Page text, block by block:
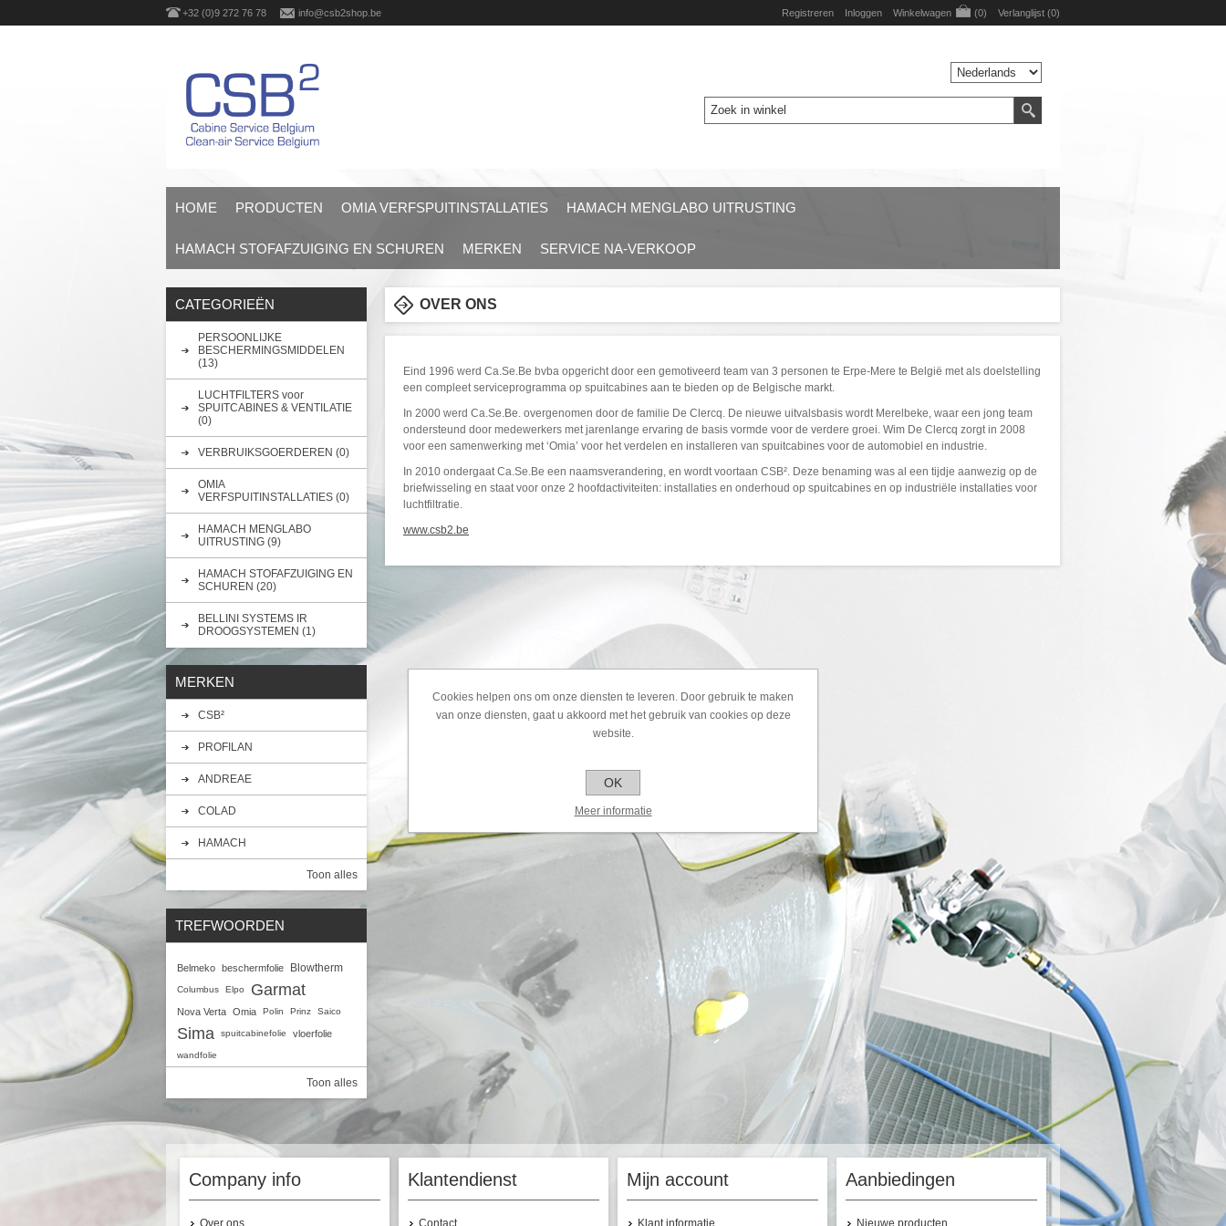
+32 (0)9 272 76 78 info@csb2shop.be Registreren Inloggen Winkelwagen (0) Verlanglijst (0)
HOME PRODUCTEN OMIA VERFSPUITINSTALLATIES HAMACH MENGLABO UITRUSTING
HAMACH STOFAFZUIGING EN SCHUREN MERKEN SERVICE NA-VERKOOP
OVER ONS
Eind 1996 werd Ca.Se.Be bvba opgericht door een gemotiveerd team van 3 personen te Erpe-Mere te België met als doelstelling
een compleet serviceprogramma op spuitcabines aan te bieden op de Belgische markt.
In 2000 werd Ca.Se.Be. overgenomen door de familie De Clercq. De nieuwe uitvalsbasis wordt Merelbeke, waar een jong team
ondersteund door medewerkers met jarenlange ervaring de basis vormde voor de verdere groei. Wim De Clercq zorgt in 2008
voor een samenwerking met ‘Omia’ voor het verdelen en installeren van spuitcabines voor de automobiel en industrie.
In 2010 ondergaat Ca.Se.Be een naamsverandering, en wordt voortaan CSB². Deze benaming was al een tijdje aanwezig op de
briefwisseling en staat voor onze 2 hoofdactiviteiten: installaties en onderhoud op spuitcabines en op industriële installaties voor
luchtfiltratie.
www.csb2.be
CATEGORIEËN
PERSOONLIJKE
BESCHERMINGSMIDDELEN
(13)
LUCHTFILTERS voor
SPUITCABINES & VENTILATIE
(0)
VERBRUIKSGOERDEREN (0)
OMIA
VERFSPUITINSTALLATIES (0)
HAMACH MENGLABO
UITRUSTING (9)
HAMACH STOFAFZUIGING EN
SCHUREN (20)
BELLINI SYSTEMS IR
DROOGSYSTEMEN (1)
MERKEN
CSB²
PROFILAN
ANDREAE
COLAD
HAMACH
Toon alles
TREFWOORDEN
Belmeko beschermfolie Blowtherm
Columbus Elpo Garmat
Nova Verta Omia Polin Prinz Saico
Sima spuitcabinefolie vloerfolie
wandfolie
Toon alles
Company info
Over ons
Klantendienst
Contact
Mijn account
Klant informatie
Aanbiedingen
Nieuwe producten
Cookies helpen ons om onze diensten te leveren. Door gebruik te maken
van onze diensten, gaat u akkoord met het gebruik van cookies op deze
website.
OK
Meer informatie